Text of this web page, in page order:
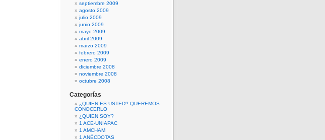
septiembre 2009
agosto 2009
julio 2009
junio 2009
mayo 2009
abril 2009
marzo 2009
febrero 2009
enero 2009
diciembre 2008
noviembre 2008
octubre 2008
Categorías
¿QUIEN ES USTED? QUEREMOS
CONOCERLO
¿QUIEN SOY?
1 ACE-UNIAPAC
1 AMCHAM
1 ANÉCDOTAS